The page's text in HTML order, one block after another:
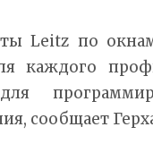
Leitz по
каждого
сообщает